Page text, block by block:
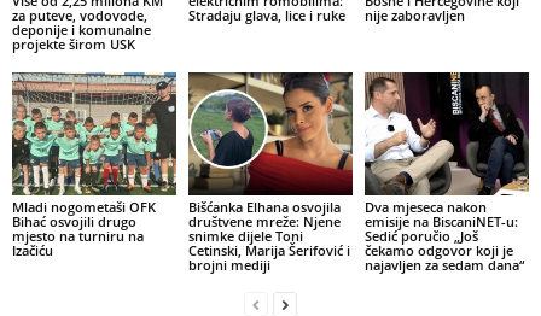
za puteve, vodovode,
deponije i komunalne
projekte širom USK
Stradaju glava, lice i ruke
nije zaboravljen
Mladi nogometaši OFK
Bihać osvojili drugo
mjesto na turniru na
Izačiću
Bišćanka Elhana osvojila
društvene mreže: Njene
snimke dijele Toni
Cetinski, Marija Šerifović i
brojni mediji
Dva mjeseca nakon
emisije na BiscaniNET-u:
Sedić poručio „Još
čekamo odgovor koji je
najavljen za sedam dana“